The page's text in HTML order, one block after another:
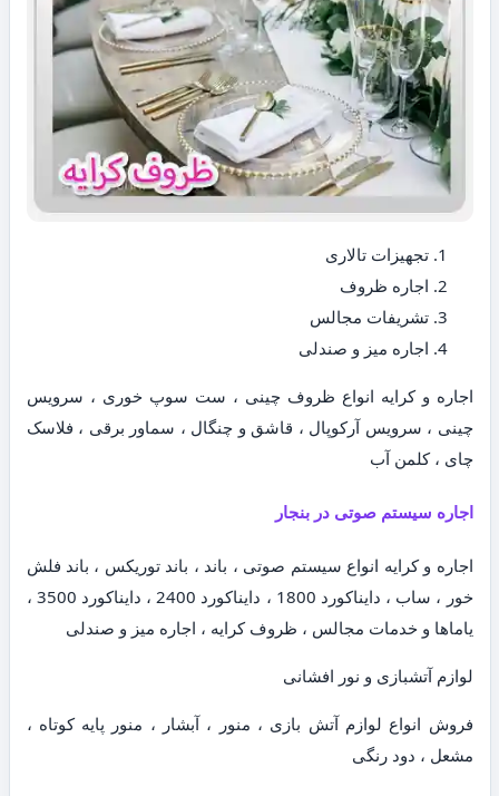
تجهیزات تالاری
اجاره ظروف
تشریفات مجالس
اجاره میز و صندلی
اجاره و کرایه انواع ظروف چینی ، ست سوپ خوری ، سرویس
چینی ، سرویس آرکوپال ، قاشق و چنگال ، سماور برقی ، فلاسک
چای ، کلمن آب
اجاره سیستم صوتی در بنجار
اجاره و کرایه انواع سیستم صوتی ، باند ، باند توریکس ، باند فلش
خور ، ساب ، دایناکورد 1800 ، دایناکورد 2400 ، دایناکورد 3500 ،
یاماها و خدمات مجالس ، ظروف کرایه ، اجاره میز و صندلی
لوازم آتشبازی و نور افشانی
فروش انواع لوازم آتش بازی ، منور ، آبشار ، منور پایه کوتاه ،
مشعل ، دود رنگی